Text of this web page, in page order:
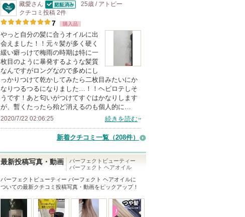
藏愛さん
認証済
25歳 / アトピー
クチコミ投稿 2件
7 購入品
やっと自分の髪に合うオイルに出
会えました！！元々髪が多く硬く
緩い癖っけで梅雨の時期は特に一
枚目のように暴発するような髪質
なんですがロングなので多めにし
っかりつけて乾かしてみたら二枚目みたいにか
なりつるつるになりました…！！ヘビロテしそ
うです！あと匂いがつけてすぐはかなりします
が、暫くたったら殆ど消えるのも個人的に…
2020/7/22 02:06:25 続きを読む
新着クチコミ一覧 （208件）
最新投稿写真・動画
パーフェクトビューティー
パーフェクト ヘアオイル
パーフェクトビューティー パーフェクト ヘアオイルに
ついての最新クチコミ投稿写真・動画をピックアップ！